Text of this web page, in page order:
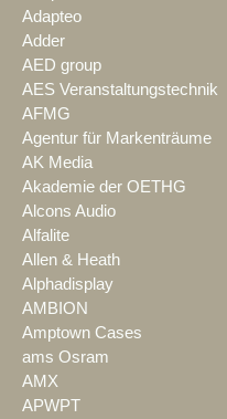
Adapteo
Adder
AED group
AES Veranstaltungstechnik
AFMG
Agentur für Markenträume
AK Media
Akademie der OETHG
Alcons Audio
Alfalite
Allen & Heath
Alphadisplay
AMBION
Amptown Cases
ams Osram
AMX
APWPT